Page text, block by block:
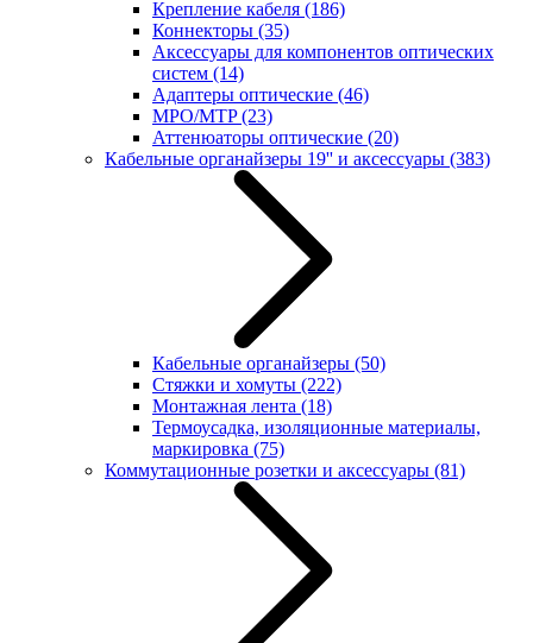
Крепление кабеля (186)
Коннекторы (35)
Аксессуары для компонентов оптических
систем (14)
Адаптеры оптические (46)
MPO/MTP(23)
Аттенюаторы оптические (20)
Кабельные органайзеры 19'' и аксессуары (383)
Кабельные органайзеры (50)
Стяжки и хомуты (222)
Монтажная лента (18)
Термоусадка, изоляционные материалы,
маркировка (75)
Коммутационные розетки и аксессуары (81)